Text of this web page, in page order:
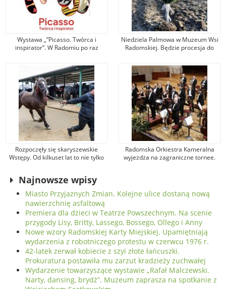
Wystawa „”Picasso. Twórca i
inspirator”. W Radomiu po raz
legendarnego artysty
Niedziela Palmowa w Muzeum Wsi
Radomskiej. Będzie procesja do
warsztaty
Rozpoczęły się skaryszewskie
Wstępy. Od kilkuset lat to nie tylko
Radomska Orkiestra Kameralna
wyjeżdża na zagraniczne tornee.
Najnowsze wpisy
Miasto Przyjaznych Zmian. Kolejne ulice dostaną nową
nawierzchnię asfaltową
Premiera dla dzieci w Teatrze Powszechnym. Na scenie
przygody Lisy, Britty, Lassego, Bossego, Ollego i Anny
Nowe wzory Radomskiej Karty Miejskiej. Upamiętniają
wydarzenia z robotniczego protestu w czerwcu 1976 r.
42-latek zerwał kobiecie z szyi złote łańcuszki.
Prokuratura postawiła mu zarzut kradzieży zuchwałej
Wydarzenie towarzyszące wystawie „Rafał Malczewski.
Narty, dansing, brydż”. Muzeum zaprasza na spotkanie z